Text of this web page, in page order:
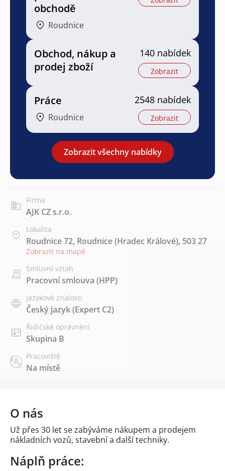
obchodě
Roudnice
Obchod, nákup a
prodej zboží
140 nabídek
Zobrazit
Práce
Roudnice
2548 nabídek
Zobrazit
Zobrazit všechny nabídky
Firma
AJK CZ s.r.o.
Lokalita
Roudnice 72, Roudnice (Hradec Králové), 503 27
Zobrazit na mapě
Smluvní vztah
Pracovní smlouva (HPP)
Jazykové znalosti
Český jazyk(Expert C2)
Řidičské oprávnění
Skupina B
Pracoviště
Na místě
O nás
Už přes 30 let se zabýváme nákupem a prodejem
nákladních vozů, stavební a další techniky.
Náplň práce: